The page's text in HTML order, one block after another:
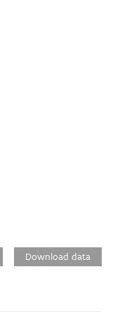
Download data